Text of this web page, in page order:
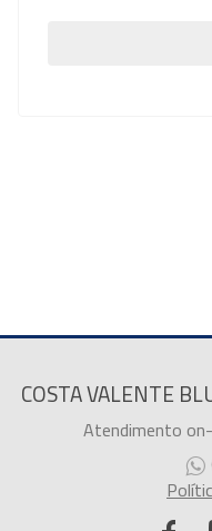
COSTA VALENTE
Atendimento